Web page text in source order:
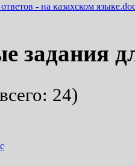
- на казахском
задания
24)